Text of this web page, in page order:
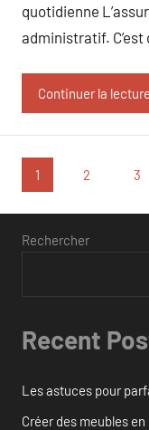
quotidienne
administratif.
Continuer la lecture
Pagination
des
publications
1 2 3
Rechercher
Recent
Les astuces pour
Créer des meubles